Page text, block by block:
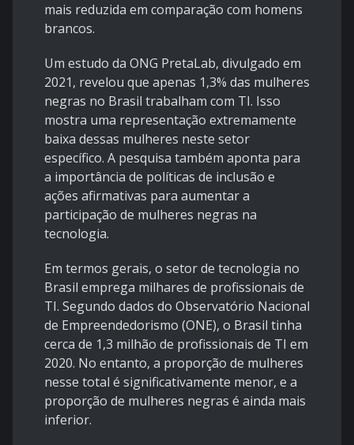
mais reduzida em comparação com homens
brancos.
Um estudo da ONG PretaLab, divulgado em
2021, revelou que apenas 1,3% das mulheres
negras no Brasil trabalham com TI. Isso
mostra uma representação extremamente
baixa dessas mulheres neste setor
específico. A pesquisa também aponta para
a importância de políticas de inclusão e
ações afirmativas para aumentar a
participação de mulheres negras na
tecnologia.
Em termos gerais, o setor de tecnologia no
Brasil emprega milhares de profissionais de
TI. Segundo dados do Observatório Nacional
de Empreendedorismo (ONE), o Brasil tinha
cerca de 1,3 milhão de profissionais de TI em
2020. No entanto, a proporção de mulheres
nesse total é significativamente menor, e a
proporção de mulheres negras é ainda mais
inferior.